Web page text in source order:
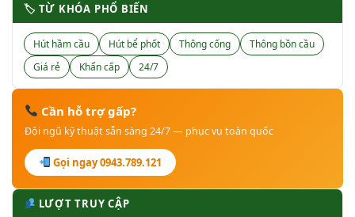
🏷 TỪ KHÓA PHỔ BIẾN
Hút hầm cầu Hút bể phốt Thông cống
Thông bồn cầu
Giá rẻ
Khẩn cấp 24/7
Cần hỗ trợ gấp?
Đội ngũ kỹ thuật sẵn sàng 24/7 — phục vụ toàn quốc
Gọi ngay 0943.789.121
LƯỢT TRUY CẬP